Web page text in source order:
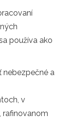
používa ako
nebezpečné a
v
rafinovanom